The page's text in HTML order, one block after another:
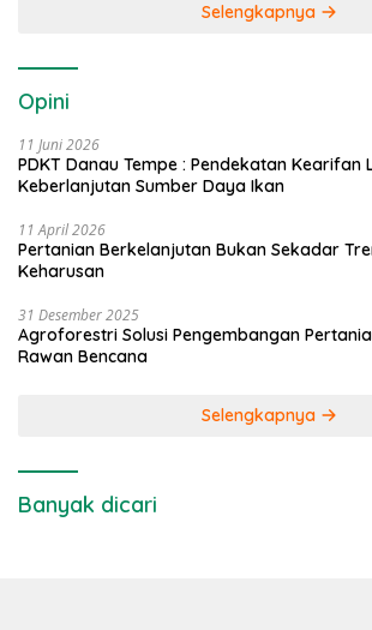
Selengkapnya
Opini
11 Juni 2026
PDKT Danau Tempe : Pendekatan Kearifan
Keberlanjutan Sumber Daya Ikan
11 April 2026
Pertanian Berkelanjutan Bukan Sekadar
Keharusan
31 Desember 2025
Agroforestri Solusi Pengembangan
Rawan Bencana
Selengkapnya
Banyak dicari